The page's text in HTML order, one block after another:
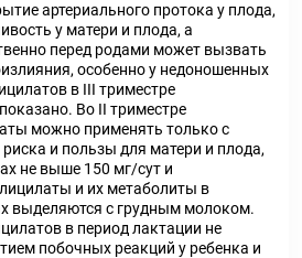
артериального протока у плода,
у матери и плода, а
перед родами может вызвать
особенно у недоношенных
в III триместре
Во II триместре
можно применять только с
и пользы для матери и плода,
не выше 150 мг/сут и
и их метаболиты в
выделяются с грудным молоком.
в период лактации не
побочных реакций у ребенка и